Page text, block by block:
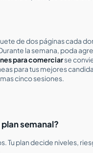
de dos páginas cada
la semana, poda
para comerciarse
para tus mejores
cinco sesiones.
semanal?
Tu plan decide niveles,